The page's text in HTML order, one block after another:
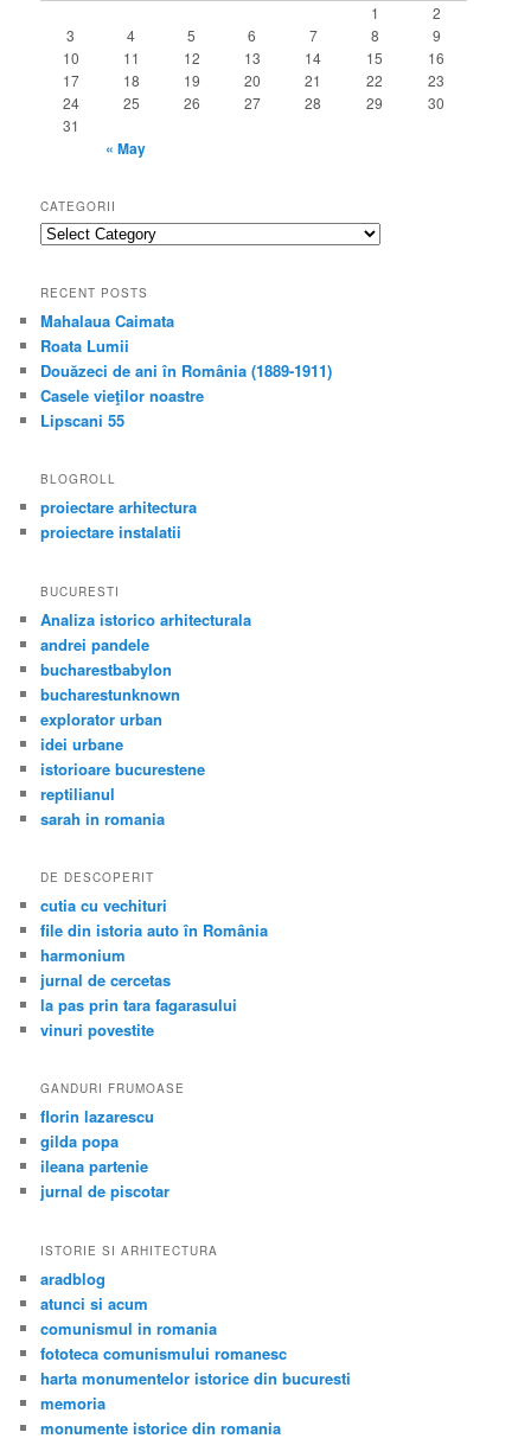
1
2
3
4 5 6 7 8
9
10
11 12 13 14 15
16
17
18 19 20 21 22
23
24
25 26 27 28 29
30
31
« May
CATEGORII
categorii
RECENT POSTS
Mahalaua Caimata
Roata Lumii
Douăzeci de ani în România (1889-1911)
Casele vieţilor noastre
Lipscani 55
BLOGROLL
proiectare arhitectura
proiectare instalatii
BUCURESTI
Analiza istorico arhitecturala
andrei pandele
bucharestbabylon
bucharestunknown
explorator urban
idei urbane
istorioare bucurestene
reptilianul
sarah in romania
DE DESCOPERIT
cutia cu vechituri
file din istoria auto în România
harmonium
jurnal de cercetas
la pas prin tara fagarasului
vinuri povestite
GANDURI FRUMOASE
florin lazarescu
gilda popa
ileana partenie
jurnal de piscotar
ISTORIE SI ARHITECTURA
aradblog
atunci si acum
comunismul in romania
fototeca comunismului romanesc
harta monumentelor istorice din bucuresti
memoria
monumente istorice din romania